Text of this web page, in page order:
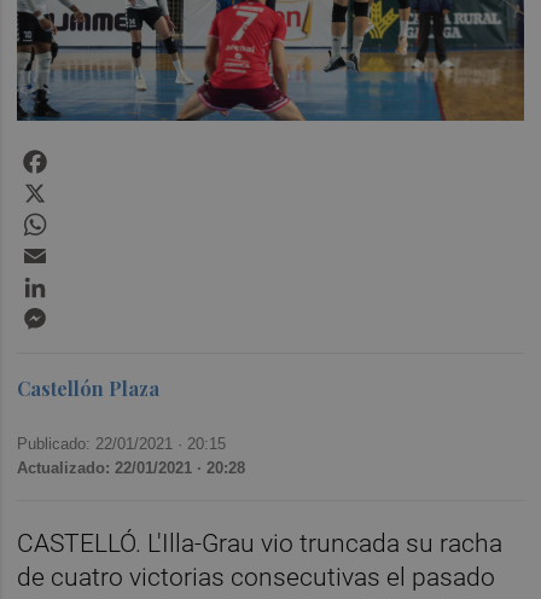
Castellón Plaza
Publicado: 22/01/2021 · 20:15
Actualizado: 22/01/2021 · 20:28
CASTELLÓ. L'Illa-Grau vio truncada su racha
de cuatro victorias consecutivas el pasado